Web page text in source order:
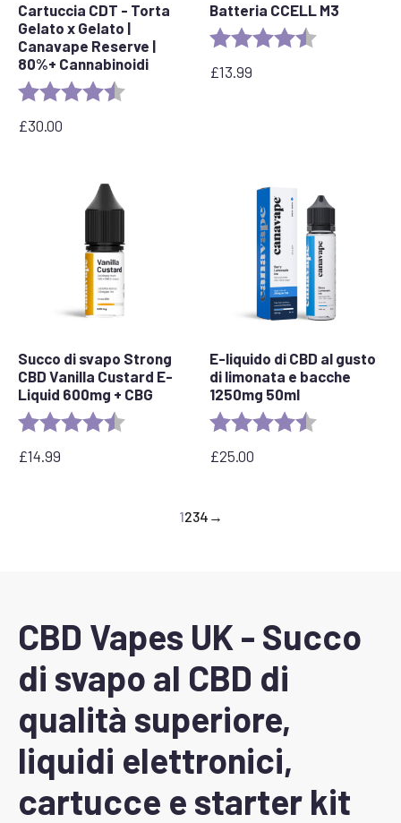
Cartuccia CDT - Torta
Gelato x Gelato |
Canavape Reserve |
80%+ Cannabinoidi
Valutazione:
£30.00
Batteria CCELL M3
Valutazione:
£13.99
Succo di svapo Strong
CBD Vanilla Custard E-
Liquid 600mg + CBG
Valutazione: 4.6 out of 5 stars
£14.99
E-liquido di CBD al gusto
di limonata e bacche
1250mg 50ml
Valutazione:
£25.00
1234 →
CBD Vapes UK - Succo
di svapo al CBD di
qualità superiore,
liquidi elettronici,
cartucce e starter kit